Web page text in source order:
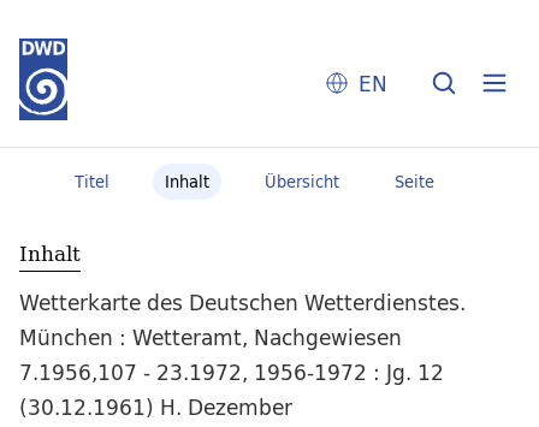
EN
Titel Inhalt Übersicht Seite
Inhalt
Wetterkarte des Deutschen Wetterdienstes.
München : Wetteramt, Nachgewiesen
7.1956,107 - 23.1972, 1956-1972 : Jg. 12
(30.12.1961) H. Dezember